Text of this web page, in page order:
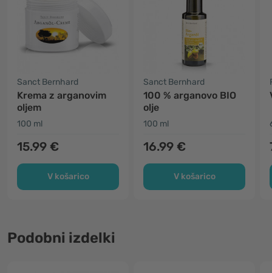
Sanct Bernhard
Krema z arganovim
oljem
100 ml
15.99 €
V košarico
Sanct Bernhard
100 % arganovo BIO
olje
100 ml
16.99 €
V košarico
Podobni izdelki